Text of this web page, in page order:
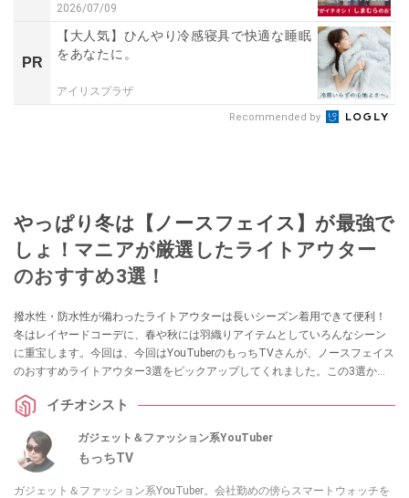
2026/07/09
PR
【大人気】ひんやり冷感寝具で快適な睡眠
をあなたに。
アイリスプラザ
Recommended by
やっぱり冬は【ノースフェイス】が最強で
しょ！マニアが厳選したライトアウター
のおすすめ3選！
撥水性・防水性が備わったライトアウターは長いシーズン着用できて便利！
冬はレイヤードコーデに、春や秋には羽織りアイテムとしていろんなシーン
に重宝します。今回は、今回はYouTuberのもっちTVさんが、ノースフェイス
のおすすめライトアウター3選をピックアップしてくれました。この3選から
イチオシスト
ガジェット＆ファッション系YouTuber
もっちTV
ガジェット＆ファッション系YouTuber。会社勤めの傍らスマートウォッチを